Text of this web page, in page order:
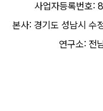
사업자등록번
본사: 경기도 성남시 수
연구소: 전